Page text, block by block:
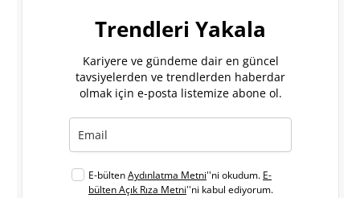
Trendleri Yakala
Kariyere ve gündeme dair en güncel
tavsiyelerden ve trendlerden haberdar
olmak için e-posta listemize abone ol.
E-bültenAydınlatma Metni''ni okudum. E-
bülten Açık Rıza Metni''ni kabul ediyorum.